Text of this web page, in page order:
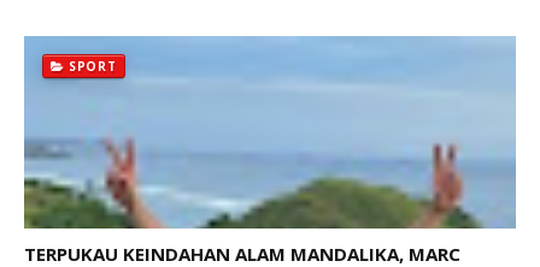
SPORT
TERPUKAU KEINDAHAN ALAM MANDALIKA, MARC